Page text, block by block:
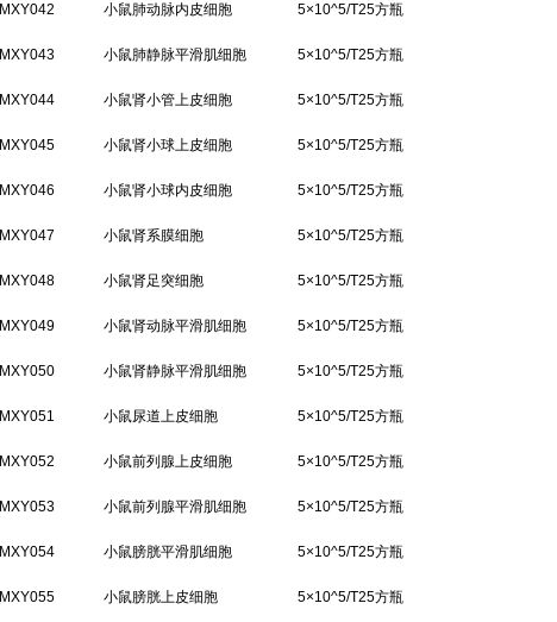
MXY042 小鼠肺动脉内皮细胞 5×10^5/T25方瓶
MXY043 小鼠肺静脉平滑肌细胞 5×10^5/T25方瓶
MXY044 小鼠肾小管上皮细胞 5×10^5/T25方瓶
MXY045 小鼠肾小球上皮细胞 5×10^5/T25方瓶
MXY046 小鼠肾小球内皮细胞 5×10^5/T25方瓶
MXY047 小鼠肾系膜细胞 5×10^5/T25方瓶
MXY048 小鼠肾足突细胞 5×10^5/T25方瓶
MXY049 小鼠肾动脉平滑肌细胞 5×10^5/T25方瓶
MXY050 小鼠肾静脉平滑肌细胞 5×10^5/T25方瓶
MXY051 小鼠尿道上皮细胞 5×10^5/T25方瓶
MXY052 小鼠前列腺上皮细胞 5×10^5/T25方瓶
MXY053 小鼠前列腺平滑肌细胞 5×10^5/T25方瓶
MXY054 小鼠膀胱平滑肌细胞 5×10^5/T25方瓶
MXY055 小鼠膀胱上皮细胞 5×10^5/T25方瓶